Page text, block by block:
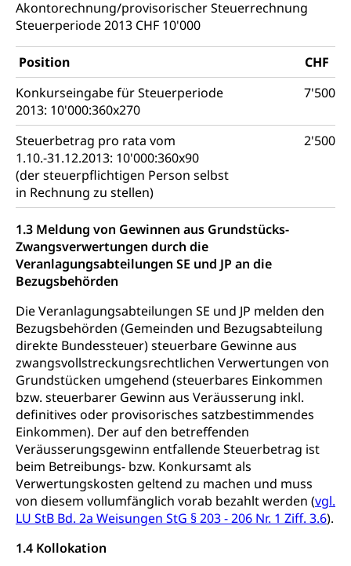
Akontorechnung/provisorischer Steuerrechnung
Steuerperiode 2013 CHF 10'000
Position
CHF
Konkurseingabe für Steuerperiode
2013: 10'000:360x270
7'500
Steuerbetrag pro rata vom
1.10.-31.12.2013: 10'000:360x90
(der steuerpflichtigen Person selbst
in Rechnung zu stellen)
2'500
1.3 Meldung von Gewinnen aus Grundstücks-
Zwangsverwertungen durch die
Veranlagungsabteilungen SE und JP an die
Bezugsbehörden
Die Veranlagungsabteilungen SE und JP melden den
Bezugsbehörden (Gemeinden und Bezugsabteilung
direkte Bundessteuer) steuerbare Gewinne aus
zwangsvollstreckungsrechtlichen Verwertungen von
Grundstücken umgehend (steuerbares Einkommen
bzw. steuerbarer Gewinn aus Veräusserung inkl.
definitives oder provisorisches satzbestimmendes
Einkommen). Der auf den betreffenden
Veräusserungsgewinn entfallende Steuerbetrag ist
beim Betreibungs- bzw. Konkursamt als
Verwertungskosten geltend zu machen und muss
von diesem vollumfänglich vorab bezahlt werden (vgl.
LU StB Bd. 2a Weisungen StG § 203 - 206 Nr. 1 Ziff. 3.6).
1.4 Kollokation
Abfall
Abfallentsorgung, Kehrichtabfuhr, Müllabfuhr
Abfall und Entsorgung
Gemeindeverbände für Abfallentsorgung
Boden, Natur und Landschaft
Bodenschutz, Landschaftsschutz, Gewässerschutz,
Naturschutz, Umweltschutz
Natur (Dienststelle Landwirtschaft und
Wald)
Natur- und Lanschaftsschutz (GEO-Portal
Boden
Chemie und Gifte
Giftabfälle, Giftmüll, Schadstoffe, Giftstoffe, Störfall
Luzern)
Liegenschaft, Immobilie, Grundstück
ÖREB-Kataster
Grundeigentümerabfrage
Energie
Strom, Energieversorgung, Stromversorgung,
Energieverbrauch, Stromverbrauch, Energiequelle,
Windenergie, Wasserkraft, Sonnenenergie, fossile
Energie, erneuerbare Energie, Biomasse
Energiefachstellenkonferenz Zentralschweiz
Grundbuch
Grundbucheintrag, Grundbuchamt,
Grundeigentum, Grundstück
Grundbuch
Grundbuchplan mit Eigentümerabfrage
(Geoportal)
Luft und Klima
Luftreinhaltung, Luftverschmutzung, Klimaschutz,
Klimaveränderung, Treibhauseffekt
Atmosphäre, Luft, Klima (Geoportal)
Raumplan, Nutzungsplan